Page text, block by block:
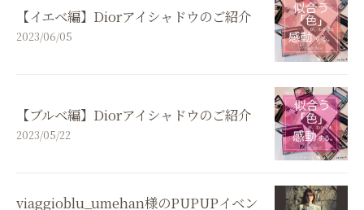
【イエベ編】Diorアイシャドウのご紹介
2023/06/05
【ブルベ編】Diorアイシャドウのご紹介
2023/05/22
viaggioblu_umehan様のPUPUPイベン